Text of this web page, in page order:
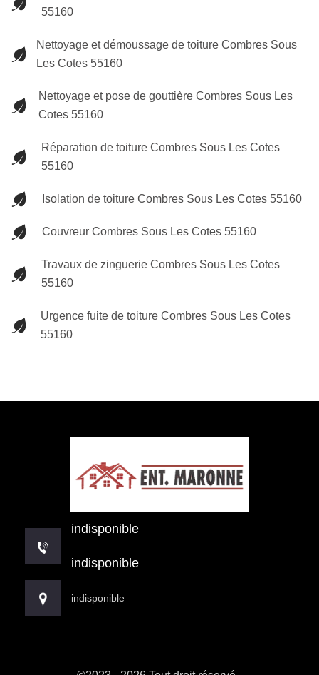
55160
Nettoyage et démoussage de toiture Combres Sous
Les Cotes 55160
Nettoyage et pose de gouttière Combres Sous Les
Cotes 55160
Réparation de toiture Combres Sous Les Cotes
55160
Isolation de toiture Combres Sous Les Cotes 55160
Couvreur Combres Sous Les Cotes 55160
Travaux de zinguerie Combres Sous Les Cotes
55160
Urgence fuite de toiture Combres Sous Les Cotes
55160
indisponible
indisponible
indisponible